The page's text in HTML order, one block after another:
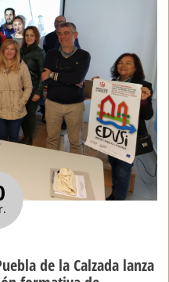
de la Calzada lanza